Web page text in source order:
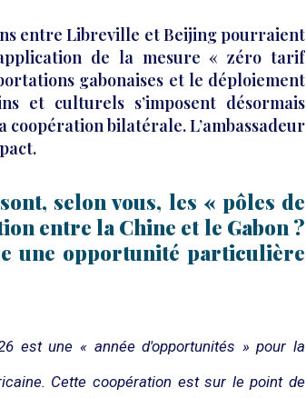
entre Libreville et Beijing pourraient
de la mesure « zéro tarif
gabonaises et le déploiement
et culturels s’imposent désormais
coopération bilatérale. L’ambassadeur
selon vous, les « pôles de
entre la Chine et le Gabon ?
une opportunité particulière
est une « année d'opportunités » pour la
Cette coopération est sur le point de